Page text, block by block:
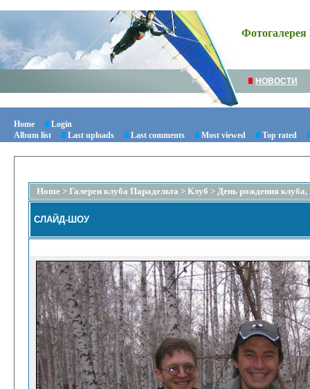
Фотогалерея
НОВОСТИ
Home
Login
Album list
Last uploads Last comments Most viewed Top rated
Home > Галереи клуба Парадельта > Клуб > День рождения клуба,
СЛАЙД-ШОУ